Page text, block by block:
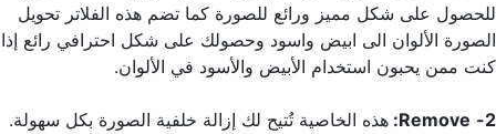
للحصول على شكل مميز ورائع للصورة كما تضم هذه الفلاتر تحويل
الصورة الألوان الى ابيض واسود وحصولك على شكل احترافي رائع إذا
كنت ممن يحبون استخدام الأبيض والأسود في الألوان.
2-
Remove: هذه الخاصية تُتيح لك إزالة خلفية الصورة بكل سهولة.